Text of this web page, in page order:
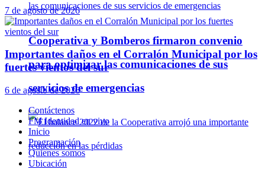
Cooperativa y Bomberos firmaron convenio
para optimizar las comunicaciones de sus
servicios de emergencias
7 de agosto de 2026
Importantes daños en el Corralón Municipal por los
fuertes vientos del sur
6 de agosto de 2026
Contáctenos
FM Identidad en vivo
Inicio
Programación
Quienes somos
Ubicación